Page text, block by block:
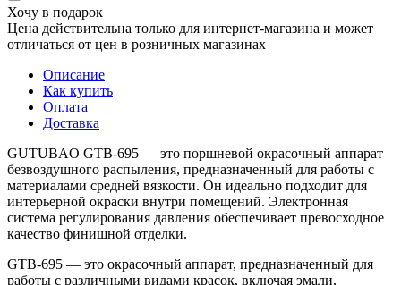
Хочу в подарок
Цена действительна только для интернет-магазина и может
отличаться от цен в розничных магазинах
Описание
Как купить
Оплата
Доставка
GUTUBAO GTB-695 — это поршневой окрасочный аппарат
безвоздушного распыления, предназначенный для работы с
материалами средней вязкости. Он идеально подходит для
интерьерной окраски внутри помещений. Электронная
система регулирования давления обеспечивает превосходное
качество финишной отделки.
GTB-695 — это окрасочный аппарат, предназначенный для
работы с различными видами красок, включая эмали,